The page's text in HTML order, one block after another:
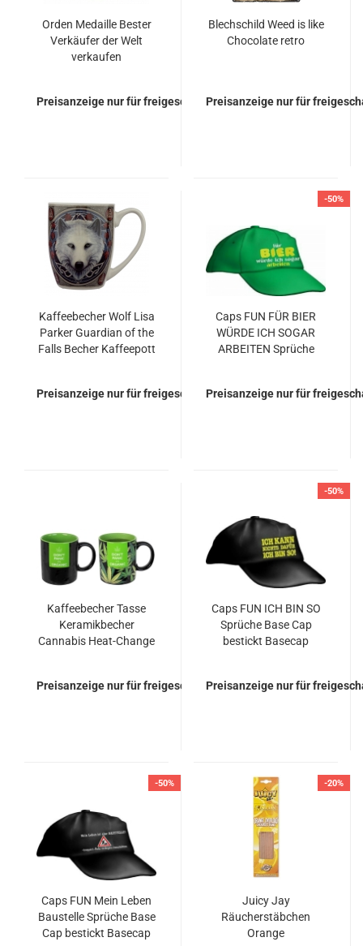
Orden Medaille Bester
Verkäufer der Welt
verkaufen
Preisanzeige nur für freigeschaltete Kunden
Blechschild Weed is like
Chocolate retro
Preisanzeige nur für
Kaffeebecher Wolf Lisa
Parker Guardian of the
Falls Becher Kaffeepott
Preisanzeige nur für freigeschaltete Kunden
-50%
Caps FUN FÜR BIER
WÜRDE ICH SOGAR
ARBEITEN Sprüche
Preisanzeige nur für
Kaffeebecher Tasse
Keramikbecher
Cannabis Heat-Change
Preisanzeige nur für freigeschaltete Kunden
-50%
Caps FUN ICH BIN SO
Sprüche Base Cap
bestickt Basecap
Preisanzeige nur für
-50%
Caps FUN Mein Leben
Baustelle Sprüche Base
Cap bestickt Basecap
-20%
Juicy Jay
Räucherstäbchen
Orange